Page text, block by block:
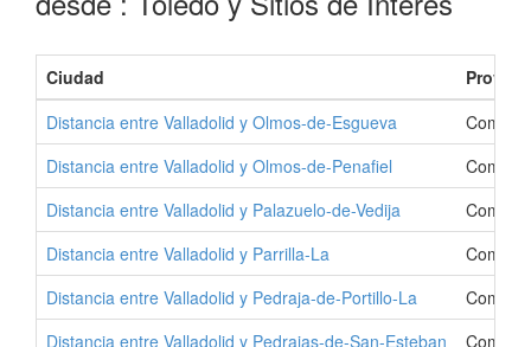
Ciudad
Distancia entre Valladolid y Olmos-de-Esgueva
Como
Distancia entre Valladolid y Olmos-de-Penafiel
Como
Distancia entre Valladolid y Palazuelo-de-Vedija
Como Ir
Distancia entre Valladolid y Parrilla-La
Como
Distancia entre Valladolid y Pedraja-de-Portillo-La
Como
Distancia entre Valladolid y Pedrajas-de-San-Esteban
Como